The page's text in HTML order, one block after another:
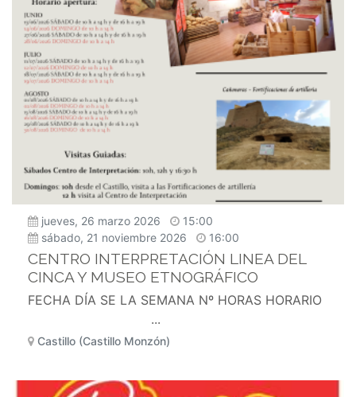
jueves, 26 marzo 2026
15:00
sábado, 21 noviembre 2026
16:00
CENTRO INTERPRETACIÓN LINEA DEL
CINCA Y MUSEO ETNOGRÁFICO
FECHA DÍA SE LA SEMANA Nº HORAS HORARIO
...
Castillo (Castillo Monzón)